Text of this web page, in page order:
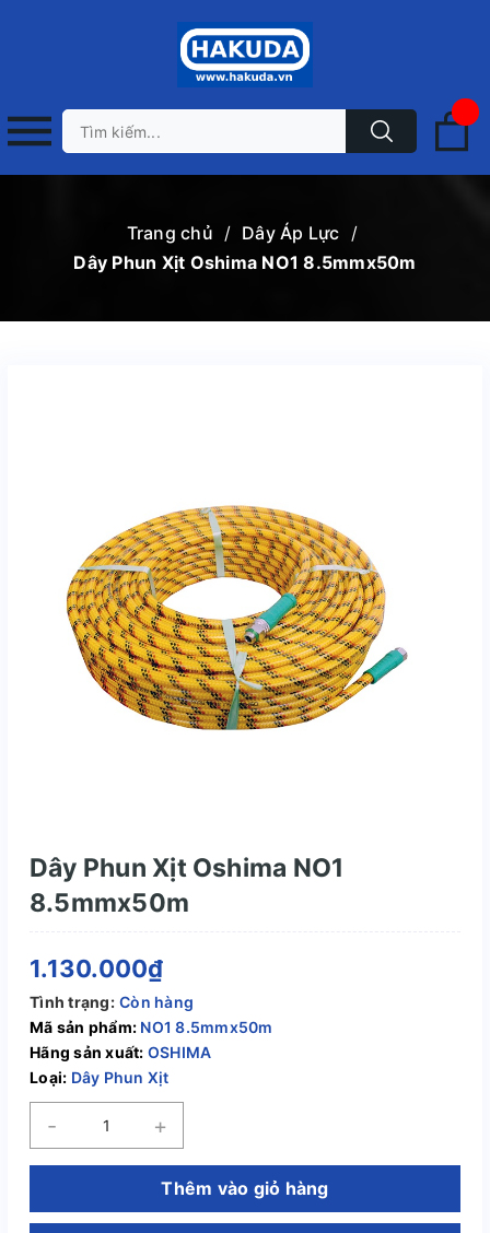
Trang chủ / Dây Áp Lực /
Dây Phun Xịt Oshima NO1 8.5mmx50m
Dây Phun Xịt Oshima NO1
8.5mmx50m
1.130.000₫
Tình trạng: Còn hàng
Mã sản phẩm: NO1 8.5mmx50m
Hãng sản xuất: OSHIMA
Loại: Dây Phun Xịt
- +
Thêm vào giỏ hàng